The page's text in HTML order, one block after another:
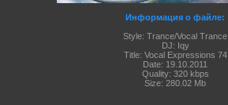
Информация о файле:
Style: Trance/Vocal Trance
DJ: Iqy
Title: Vocal Expressions 74
Date: 19.10.2011
Quality: 320 kbps
Size: 280.02 Mb